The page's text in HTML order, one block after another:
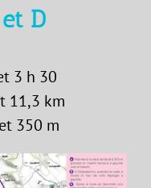
D
3 h 30
11,3 km
350 m